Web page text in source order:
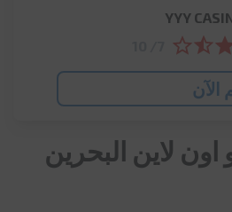
YYY
الآن
اون لاين البحرين